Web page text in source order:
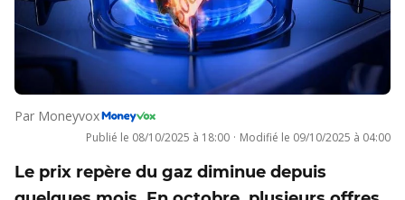
Par Moneyvox
Publié le 08/10/2025 à 18:00 · Modifié le 09/10/2025 à 04:00
Le prix repère du gaz diminue depuis